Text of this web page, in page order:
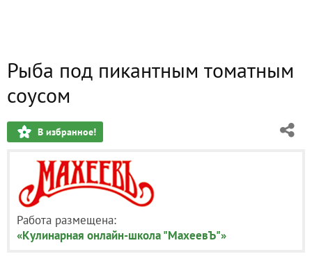
Рыба под пикантным томатным
соусом
В избранное!
Работа размещена:
«Кулинарная онлайн-школа "МахеевЪ"»